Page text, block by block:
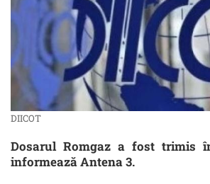
DIICOT
Dosarul Romgaz a fost trimis
informează Antena 3.